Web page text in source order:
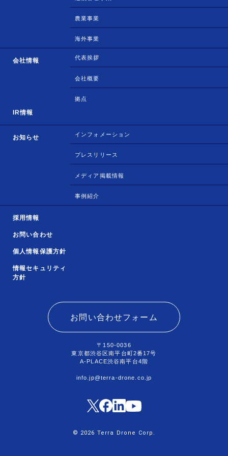
農業事業
海外事業
会社情報 代表挨拶
会社概要
拠点
IR情報
お知らせ インフォメーション
プレスリリース
メディア掲載情報
事例紹介
採用情報
お問い合わせ
個人情報保護方針
情報セキュリティ
方針
お問い合わせフォーム
〒150-0036
東京都渋谷区南平台町2番17号
A-PLACE渋谷南平台4階
info.jp@terra-drone.co.jp
© 2026 Terra Drone Corp.